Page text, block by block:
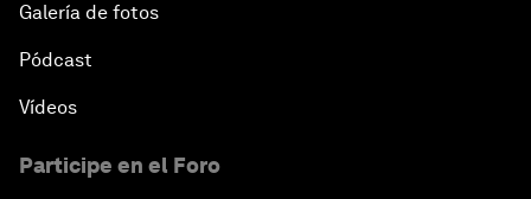
Galería de fotos
Pódcast
Vídeos
Participe en el Foro